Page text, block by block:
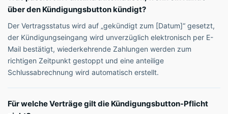
über den Kündigungsbutton kündigt?
Der Vertragsstatus wird auf „gekündigt zum [Datum]“ gesetzt,
der Kündigungseingang wird unverzüglich elektronisch per E-
Mail bestätigt, wiederkehrende Zahlungen werden zum
richtigen Zeitpunkt gestoppt und eine anteilige
Schlussabrechnung wird automatisch erstellt.
Für welche Verträge gilt die Kündigungsbutton-Pflicht